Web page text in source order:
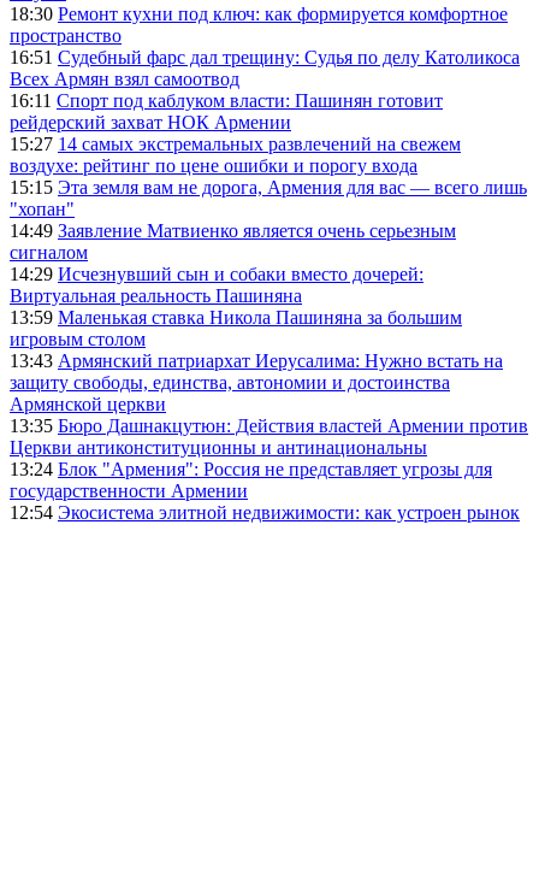
18:30 Ремонт кухни под ключ: как формируется комфортное
пространство
16:51 Судебный фарс дал трещину: Судья по делу Католикоса
Всех Армян взял самоотвод
16:11 Спорт под каблуком власти: Пашинян готовит
рейдерский захват НОК Армении
15:27 14 самых экстремальных развлечений на свежем
воздухе: рейтинг по цене ошибки и порогу входа
15:15 Эта земля вам не дорога, Армения для вас — всего лишь
"хопан"
14:49 Заявление Матвиенко является очень серьезным
сигналом
14:29 Исчезнувший сын и собаки вместо дочерей:
Виртуальная реальность Пашиняна
13:59 Маленькая ставка Никола Пашиняна за большим
игровым столом
13:43 Армянский патриархат Иерусалима: Нужно встать на
защиту свободы, единства, автономии и достоинства
Армянской церкви
13:35 Бюро Дашнакцутюн: Действия властей Армении против
Церкви антиконституционны и антинациональны
13:24 Блок "Армения": Россия не представляет угрозы для
государственности Армении
12:54 Экосистема элитной недвижимости: как устроен рынок